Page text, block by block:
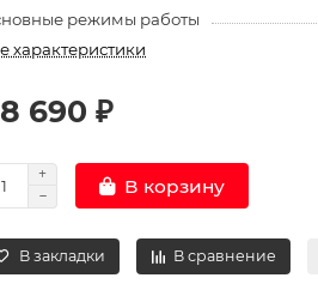
режимы работы
характеристики
690 ₽
В корзину
В закладки В сравнение